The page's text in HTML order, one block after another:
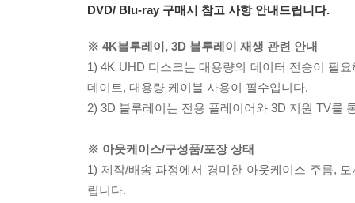
DVD/ Blu-ray 구매시 참고 사항 안내드립니다.
※ 4K블루레이, 3D 블루레이 재생 관련 안내
1) 4K UHD 디스크는 대용량의 데이터 전송이 필
데이트, 대용량 케이블 사용이 필수입니다.
2) 3D 블루레이는 전용 플레이어와 3D 지원 TV를
※ 아웃케이스/구성품/포장 상태
1) 제작/배송 과정에서 경미한 아웃케이스 주름,
립니다.